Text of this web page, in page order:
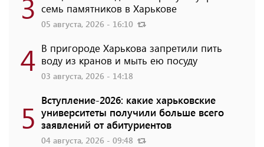
семь памятников в Харькове
05 августа, 2026 - 16:10
4 В пригороде Харькова запретили пить
воду из кранов и мыть ею посуду
03 августа, 2026 - 14:18
5 Вступление-2026: какие харьковские
университеты получили больше всего
заявлений от абитуриентов
04 августа, 2026 - 09:48